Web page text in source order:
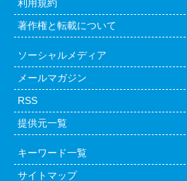
利用規約
著作権と転載について
ソーシャルメディア
メールマガジン
RSS
提供元一覧
キーワード一覧
サイトマップ